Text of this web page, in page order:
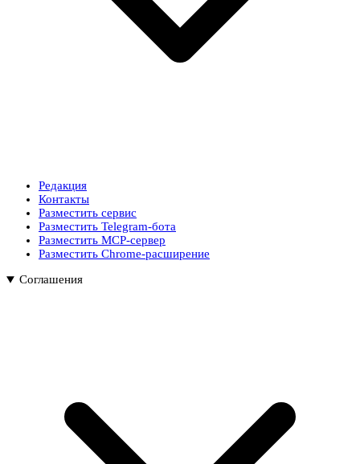
Редакция
Контакты
Разместить сервис
Разместить Telegram-бота
Разместить MCP-сервер
Разместить Chrome-расширение
Соглашения